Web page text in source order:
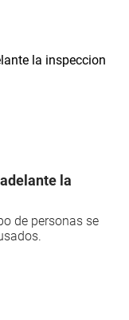
la
de personas se